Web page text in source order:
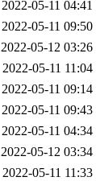
2022-05-11 04:41
2022-05-11 09:50
2022-05-12 03:26
2022-05-11 11:04
2022-05-11 09:14
2022-05-11 09:43
2022-05-11 04:34
2022-05-12 03:34
2022-05-11 11:33